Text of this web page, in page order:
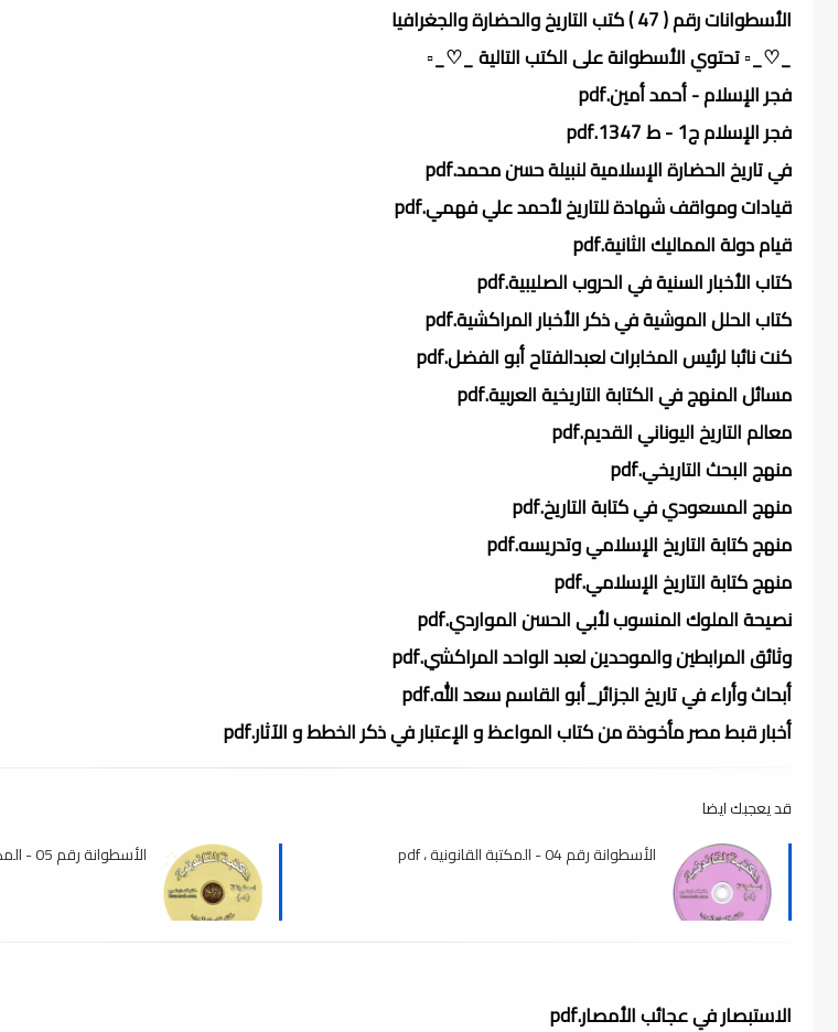
الأسطوانات رقم ( 47 ) كتب التاريخ والحضارة والجغرافيا
_♡_▫️ تحتوي الأسطوانة على الكتب التالية _♡_▫️
فجر الإسلام - أحمد أمين.pdf
فجر الإسلام ج1 - ط 1347.pdf
في تاريخ الحضارة الإسلامية لنبيلة حسن محمد.pdf
قيادات ومواقف شهادة للتاريخ لأحمد علي فهمي.pdf
قيام دولة المماليك الثانية.pdf
كتاب الأخبار السنية في الحروب الصليبية.pdf
كتاب الحلل الموشية في ذكر الأخبار المراكشية.pdf
كنت نائبا لرئيس المخابرات لعبدالفتاح أبو الفضل.pdf
مسائل المنهج في الكتابة التاريخية العربية.pdf
معالم التاريخ اليوناني القديم.pdf
منهج البحث التاريخي.pdf
منهج المسعودي في كتابة التاريخ.pdf
منهج كتابة التاريخ الإسلامي وتدريسه.pdf
منهج كتابة التاريخ الإسلامي.pdf
نصيحة الملوك المنسوب لأبي الحسن المواردي.pdf
وثائق المرابطين والموحدين لعبد الواحد المراكشي.pdf
أبحاث وأراء في تاريخ الجزائر_أبو القاسم سعد الله.pdf
أخبار قبط مصر مأخوذة من كتاب المواعظ و الإعتبار في ذكر الخطط و الآثار.pdf
قد يعجبك ايضا
الأسطوانة رقم 04 - المكتبة القانونية ، pdf
الأسطوانة رقم 05 - المكتبة القانونية ، pdf
الاستبصار في عجائب الأمصار.pdf